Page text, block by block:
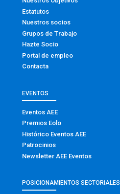
Estatutos
Nuestros socios
Grupos de Trabajo
Hazte Socio
Portal de empleo
Contacta
EVENTOS
Eventos AEE
Premios Eolo
Histórico Eventos AEE
Patrocinios
Newsletter AEE Eventos
POSICIONAMIENTOS SECTORIALES